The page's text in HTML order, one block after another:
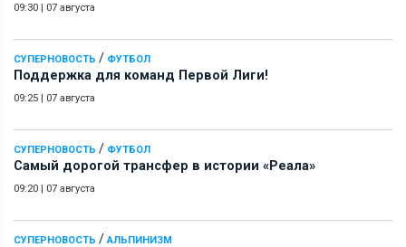
09:30 | 07 августа
СУПЕРНОВОСТЬ / ФУТБОЛ
Поддержка для команд Первой Лиги!
09:25 | 07 августа
СУПЕРНОВОСТЬ / ФУТБОЛ
Самый дорогой трансфер в истории «Реала»
09:20 | 07 августа
СУПЕРНОВОСТЬ / АЛЬПИНИЗМ